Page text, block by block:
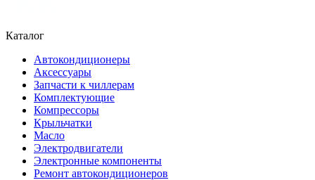
Каталог
Автокондиционеры
Аксессуары
Запчасти к чиллерам
Комплектующие
Компрессоры
Крыльчатки
Масло
Электродвигатели
Электронные компоненты
Ремонт автокондиционеров